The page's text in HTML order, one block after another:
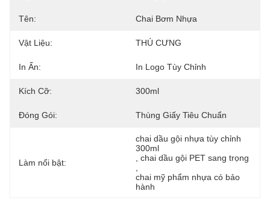
Tên: Chai Bơm Nhựa
Vật Liệu: THÚ CƯNG
In Ấn: In Logo Tùy Chỉnh
Kích Cỡ: 300ml
Đóng Gói: Thùng Giấy Tiêu Chuẩn
Làm nổi bật:
chai dầu gội nhựa tùy chỉnh
300ml
chai dầu gội PET sang trọng
chai mỹ phẩm nhựa có bảo
hành